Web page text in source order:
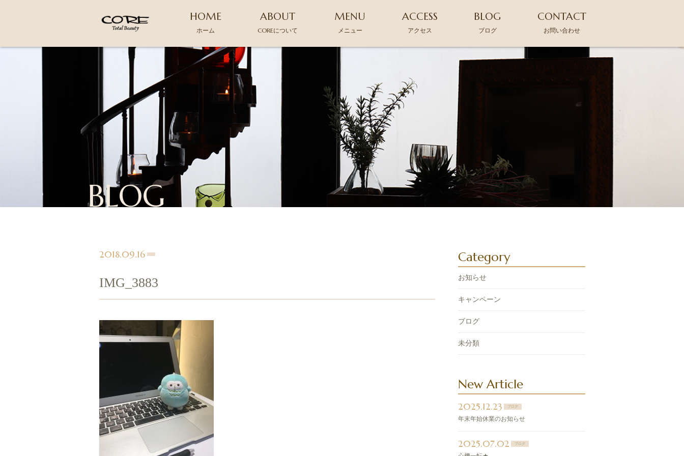
HOME
ホーム
ABOUT
COREについて
MENU
メニュー
ACCESS
アクセス
BLOG
ブログ
CONTACT
お問い合わせ
BLOG
2018.09.16
IMG_3883
Category
お知らせ
キャンペーン
ブログ
未分類
New Article
2025.12.23 ブログ
年末年始休業のお知らせ
2025.07.02 ブログ